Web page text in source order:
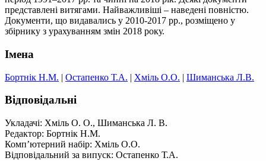
представлені витягами. Найважливіші – наведені повністю.
Документи, що видавались у 2010-2017 рр., розміщено у
збірнику з урахуванням змін 2018 року.
Імена
Бортнік Н.М. | Остапенко Т.А. | Хміль О.О. | Шиманська Л.В.
Відповідальні
Укладачі: Хміль О. О., Шиманська Л. В.
Редактор: Бортнік Н.М.
Комп’ютерний набір: Хміль О.О.
Відповідальний за випуск: Остапенко Т.А.